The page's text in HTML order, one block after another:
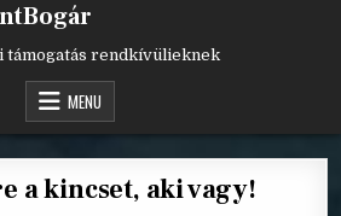
támogatás rendkívülieknek
MENU
a kincset, aki vagy!